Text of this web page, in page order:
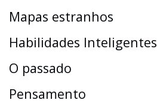
Mapas estranhos
Habilidades Inteligentes
O passado
Pensamento